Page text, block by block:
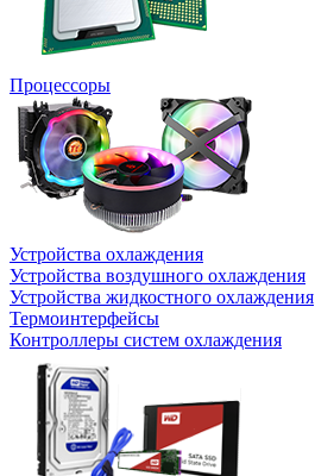
Процессоры
Устройства охлаждения
Устройства воздушного охлаждения
Устройства жидкостного охлаждения
Термоинтерфейсы
Контроллеры систем охлаждения